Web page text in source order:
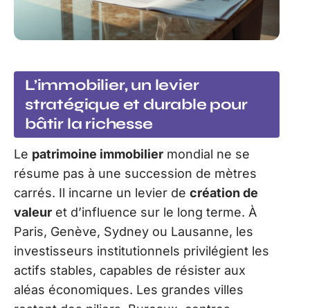
L’immobilier, un levier
stratégique et durable pour
bâtir la richesse
Le patrimoine immobilier mondial ne se
résume pas à une succession de mètres
carrés. Il incarne un levier de création de
valeur et d’influence sur le long terme. À
Paris, Genève, Sydney ou Lausanne, les
investisseurs institutionnels privilégient les
actifs stables, capables de résister aux
aléas économiques. Les grandes villes